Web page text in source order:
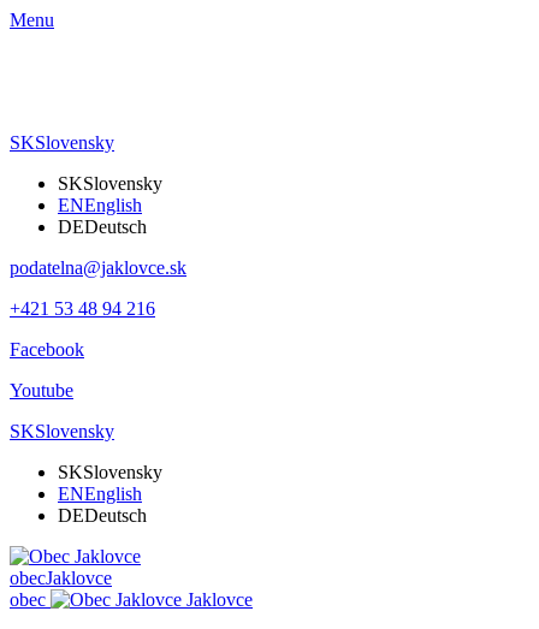
Menu
SKSlovensky
SKSlovensky
ENEnglish
DEDeutsch
podatelna@jaklovce.sk
+421 53 48 94 216
Facebook
Youtube
SKSlovensky
SKSlovensky
ENEnglish
DEDeutsch
obecJaklovce
obec
Jaklovce